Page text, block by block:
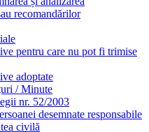
recomandărilor
pentru care nu pot fi trimise
adoptate
/ Minute
nr. 52/2003
desemnate responsabile
civilă